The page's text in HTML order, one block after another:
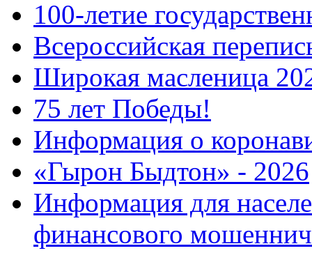
100-летие
Всероссийская
Широкая масленица
75 лет Победы!
Информация о
«Гырон Быдтон» - 2026
Информация для
финансового